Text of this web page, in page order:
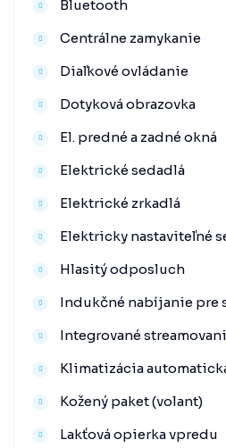
Bluetooth
Centrálne zamykanie
Diaľkové ovládanie
Dotyková obrazovka
El. predné a zadné okná
Elektrické sedadlá
Elektrické zrkadlá
Elektricky nastaviteľné
Hlasitý odposluch
Indukčné nabíjanie pre
Integrované
Klimatizácia
Kožený paket (volant)
Lakťová opierka vpredu